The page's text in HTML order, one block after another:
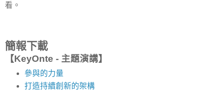
看。
簡報下載
【KeyOnte - 主題演講】
參與的力量
打造持續創新的架構